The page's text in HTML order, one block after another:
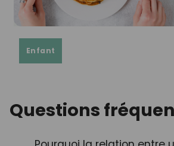
Enfant
Questions